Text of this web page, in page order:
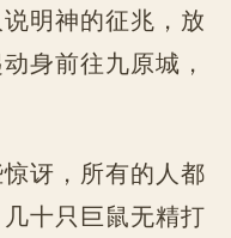
明神的征兆，放
身前往九原城，
讶，所有的人都
十只巨鼠无精打